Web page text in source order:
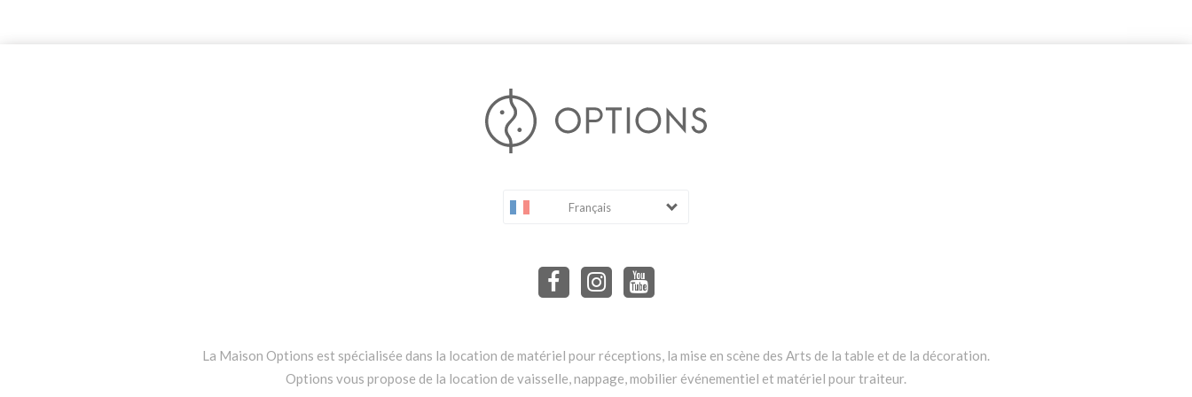
Français
La Maison Options est spécialisée dans la location de matériel pour réceptions, la mise en scène des Arts de la table et de la décoration.
Options vous propose de la location de vaisselle, nappage, mobilier événementiel et matériel pour traiteur.